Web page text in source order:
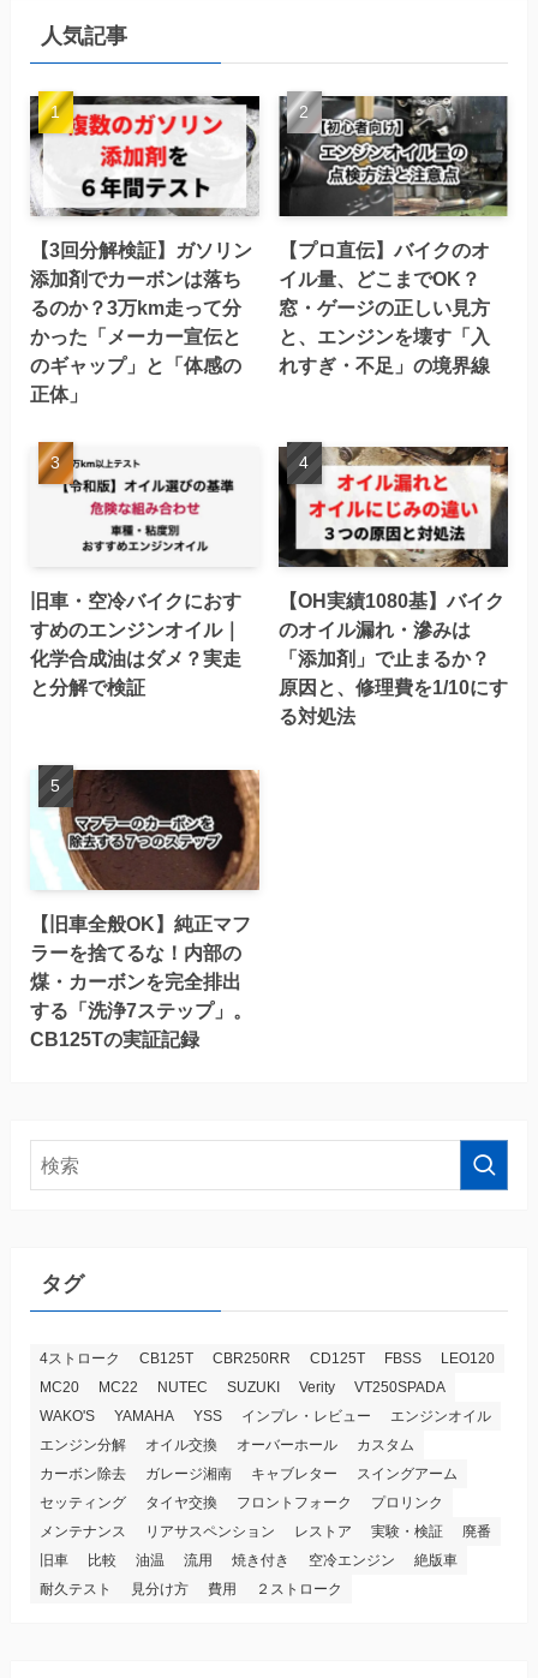
人気記事
【3回分解検証】ガソリン
添加剤でカーボンは落ち
るのか？3万km走って分
かった「メーカー宣伝と
のギャップ」と「体感の
正体」
【プロ直伝】バイクのオ
イル量、どこまでOK？
窓・ゲージの正しい見方
と、エンジンを壊す「入
れすぎ・不足」の境界線
旧車・空冷バイクにおす
すめのエンジンオイル｜
化学合成油はダメ？実走
と分解で検証
【OH実績1080基】バイク
のオイル漏れ・滲みは
「添加剤」で止まるか？
原因と、修理費を1/10にす
る対処法
【旧車全般OK】純正マフ
ラーを捨てるな！内部の
煤・カーボンを完全排出
する「洗浄7ステップ」。
CB125Tの実証記録
タグ
4ストローク CB125T CBR250RR CD125T FBSS
LEO120
MC20
MC22 NUTEC SUZUKI Verity
VT250SPADA
WAKO'S
YAMAHA YSS インプレ・レビュー
エンジンオイル
エンジン分解
オイル交換 オーバーホール
カスタム
カーボン除去
ガレージ湘南 キャブレター
スイングアーム
セッティング
タイヤ交換 フロントフォーク
プロリンク
メンテナンス
リアサスペンション レストア 実験・検証
廃番
旧車
比較 油温 流用 焼き付き 空冷エンジン
絶版車
耐久テスト
見分け方 費用 ２ストローク